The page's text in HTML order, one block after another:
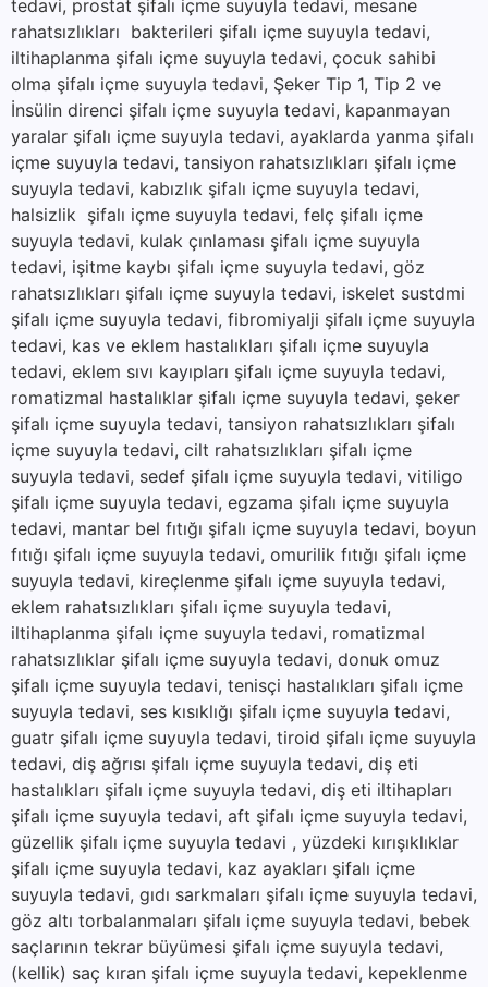
tedavi, prostat şifalı içme suyuyla tedavi, mesane
rahatsızlıkları bakterileri şifalı içme suyuyla tedavi,
iltihaplanma şifalı içme suyuyla tedavi, çocuk sahibi
olma şifalı içme suyuyla tedavi, Şeker Tip 1, Tip 2 ve
İnsülin direnci şifalı içme suyuyla tedavi, kapanmayan
yaralar şifalı içme suyuyla tedavi, ayaklarda yanma şifalı
içme suyuyla tedavi, tansiyon rahatsızlıkları şifalı içme
suyuyla tedavi, kabızlık şifalı içme suyuyla tedavi,
halsizlik şifalı içme suyuyla tedavi, felç şifalı içme
suyuyla tedavi, kulak çınlaması şifalı içme suyuyla
tedavi, işitme kaybı şifalı içme suyuyla tedavi, göz
rahatsızlıkları şifalı içme suyuyla tedavi, iskelet sustdmi
şifalı içme suyuyla tedavi, fibromiyalji şifalı içme suyuyla
tedavi, kas ve eklem hastalıkları şifalı içme suyuyla
tedavi, eklem sıvı kayıpları şifalı içme suyuyla tedavi,
romatizmal hastalıklar şifalı içme suyuyla tedavi, şeker
şifalı içme suyuyla tedavi, tansiyon rahatsızlıkları şifalı
içme suyuyla tedavi, cilt rahatsızlıkları şifalı içme
suyuyla tedavi, sedef şifalı içme suyuyla tedavi, vitiligo
şifalı içme suyuyla tedavi, egzama şifalı içme suyuyla
tedavi, mantar bel fıtığı şifalı içme suyuyla tedavi, boyun
fıtığı şifalı içme suyuyla tedavi, omurilik fıtığı şifalı içme
suyuyla tedavi, kireçlenme şifalı içme suyuyla tedavi,
eklem rahatsızlıkları şifalı içme suyuyla tedavi,
iltihaplanma şifalı içme suyuyla tedavi, romatizmal
rahatsızlıklar şifalı içme suyuyla tedavi, donuk omuz
şifalı içme suyuyla tedavi, tenisçi hastalıkları şifalı içme
suyuyla tedavi, ses kısıklığı şifalı içme suyuyla tedavi,
guatr şifalı içme suyuyla tedavi, tiroid şifalı içme suyuyla
tedavi, diş ağrısı şifalı içme suyuyla tedavi, diş eti
hastalıkları şifalı içme suyuyla tedavi, diş eti iltihapları
şifalı içme suyuyla tedavi, aft şifalı içme suyuyla tedavi,
güzellik şifalı içme suyuyla tedavi , yüzdeki kırışıklıklar
şifalı içme suyuyla tedavi, kaz ayakları şifalı içme
suyuyla tedavi, gıdı sarkmaları şifalı içme suyuyla tedavi,
göz altı torbalanmaları şifalı içme suyuyla tedavi, bebek
saçlarının tekrar büyümesi şifalı içme suyuyla tedavi,
(kellik) saç kıran şifalı içme suyuyla tedavi, kepeklenme